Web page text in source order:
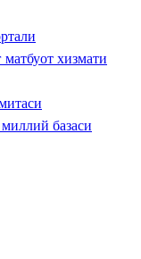
хизмати
базаси